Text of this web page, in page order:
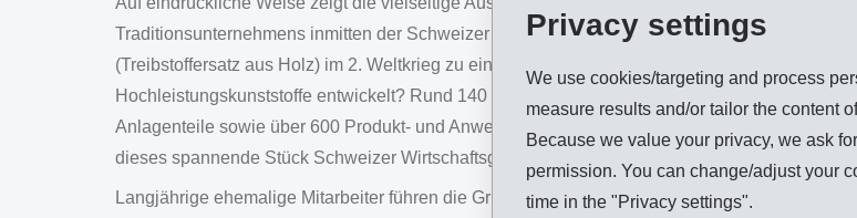
Privacy settings
We use cookies/targeting and process
measure results and/or tailor the content
Because we value your privacy, we ask
permission. You can change/adjust your
time in the "Privacy settings".
Traditionsunternehmens inmitten der Schweizer Alpen: Wie hat sich der Hersteller des „Emser
(Treibstoffersatz aus Holz) im 2. Weltkrieg zu einem internationalen Unternehmen für
Hochleistungskunststoffe entwickelt? Rund 140 Fotografien, über 300 historische Dokumente,
Anlagenteile sowie über 600 Produkt- und Anwendungsbeispiele aus allen
dieses spannende Stück Schweizer Wirtschaftsgeschichte auf über 1'400 m
Langjährige ehemalige Mitarbeiter führen die Gruppen unentgeltlich durch die Ausstellung auf